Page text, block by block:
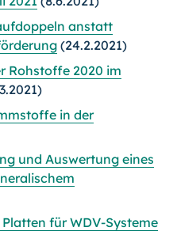
anstatt
(24.2.2021)
Rohstoffe 2020 im
in der
und Auswertung eines
für WDV-Systeme